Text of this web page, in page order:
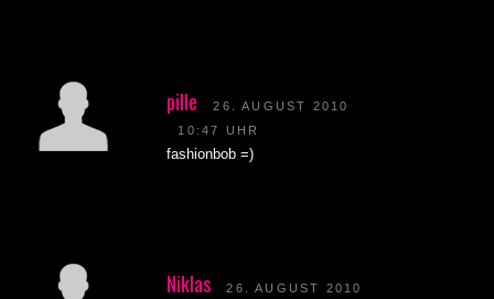
pille
26. AUGUST 2010
10:47 UHR
fashionbob =)
Niklas
26. AUGUST 2010